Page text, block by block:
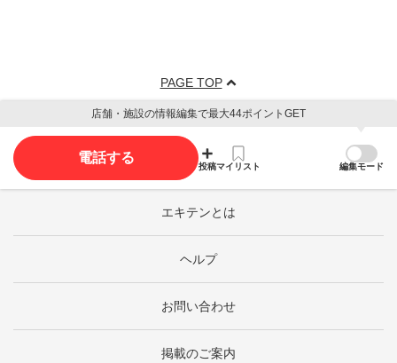
PAGE TOP
店舗・施設の情報編集で最大44ポイントGET
電話する
投稿マイリスト 編集モード
エキテンとは
ヘルプ
お問い合わせ
掲載のご案内